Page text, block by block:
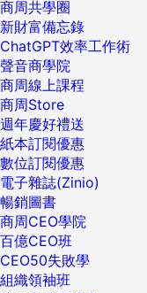
商周共學圈
新財富備忘錄
ChatGPT效率工作術
聲音商學院
商周線上課程
商周Store
週年慶好禮送
紙本訂閱優惠
數位訂閱優惠
電子雜誌(Zinio)
暢銷圖書
商周CEO學院
百億CEO班
CEO50失敗學
組織領袖班